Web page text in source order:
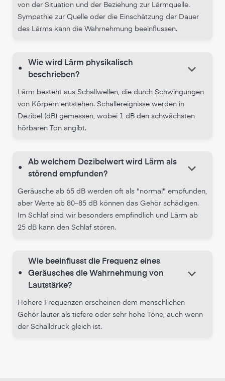
von der Situation und der Beziehung zur Lärmquelle.
Sympathie zur Quelle oder die Einschätzung der Dauer
des Lärms kann die Wahrnehmung beeinflussen.
•
Wie wird Lärm physikalisch
beschrieben?
keyboard_arrow_down
Lärm besteht aus Schallwellen, die durch Schwingungen
von Körpern entstehen. Schallereignisse werden in
Dezibel (dB) gemessen, wobei 1 dB den schwächsten
hörbaren Ton angibt.
•
Ab welchem Dezibelwert wird Lärm als
störend empfunden?
keyboard_arrow_down
Geräusche ab 65 dB werden oft als "normal" empfunden,
aber Werte ab 80–85 dB können das Gehör schädigen.
Im Schlaf sind wir besonders empfindlich und Lärm ab
25 dB kann den Schlaf stören.
•
Wie beeinflusst die Frequenz eines
Geräusches die Wahrnehmung von
Lautstärke?
keyboard_arrow_down
Höhere Frequenzen erscheinen dem menschlichen
Gehör lauter als tiefere oder sehr hohe Töne, auch wenn
der Schalldruck gleich ist.